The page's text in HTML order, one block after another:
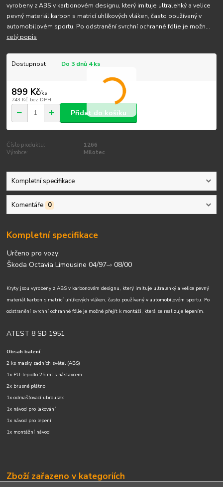
vyrobeny z ABS v karbonovém designu, který imituje ultralehký a velice
pevný materiál karbon s matricí uhlíkových vláken, často používaný v
automobilovém sportu. Po odstranění svrchní ochranné fólie je možn...
celý popis
Dostupnost Do 3 dnů 4 ks
899 Kč/ks
743 Kč bez DPH
Přidat do košíku
Číslo produktu:
1266
Výrobce:
Milotec
Kompletní specifikace
Komentáře 0
Kompletní specifikace
Určeno pro vozy:
Škoda Octavia Limousine 04/97–› 08/00
Kryty jsou vyrobeny z ABS v karbonovém designu, který imituje ultralehký a velice pevný
materiál karbon s matricí uhlíkových vláken, často používaný v automobilovém sportu. Po
odstranění svrchní ochranné fólie je možné přejít k montáži, která se realizuje lepením.
ATEST 8 SD 1951
Obsah balení:
2 ks masky zadních světel (ABS)
1x PU-lepidlo 25 ml s nástavcem
2x brusné plátno
1x odmašťovací ubrousek
1x návod pro lakování
1x návod pro lepení
1x montážní návod
Zboží zařazeno v kategoriích